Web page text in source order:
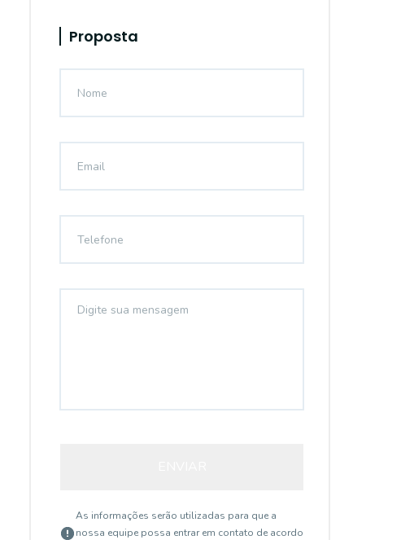
Proposta
As informações serão utilizadas para que a
nossa equipe possa entrar em contato de acordo